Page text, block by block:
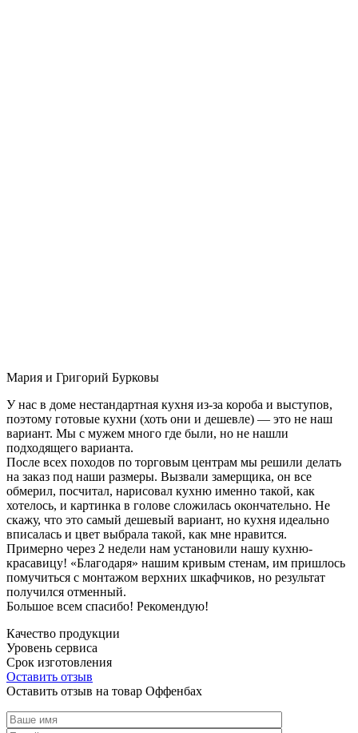
Мария и Григорий Бурковы
У нас в доме нестандартная кухня из-за короба и выступов,
поэтому готовые кухни (хоть они и дешевле) — это не наш
вариант. Мы с мужем много где были, но не нашли
подходящего варианта.
После всех походов по торговым центрам мы решили делать
на заказ под наши размеры. Вызвали замерщика, он все
обмерил, посчитал, нарисовал кухню именно такой, как
хотелось, и картинка в голове сложилась окончательно. Не
скажу, что это самый дешевый вариант, но кухня идеально
вписалась и цвет выбрала такой, как мне нравится.
Примерно через 2 недели нам установили нашу кухню-
красавицу! «Благодаря» нашим кривым стенам, им пришлось
помучиться с монтажом верхних шкафчиков, но результат
получился отменный.
Большое всем спасибо! Рекомендую!
Качество продукции
Уровень сервиса
Срок изготовления
Оставить отзыв
Оставить отзыв на товар Оффенбах